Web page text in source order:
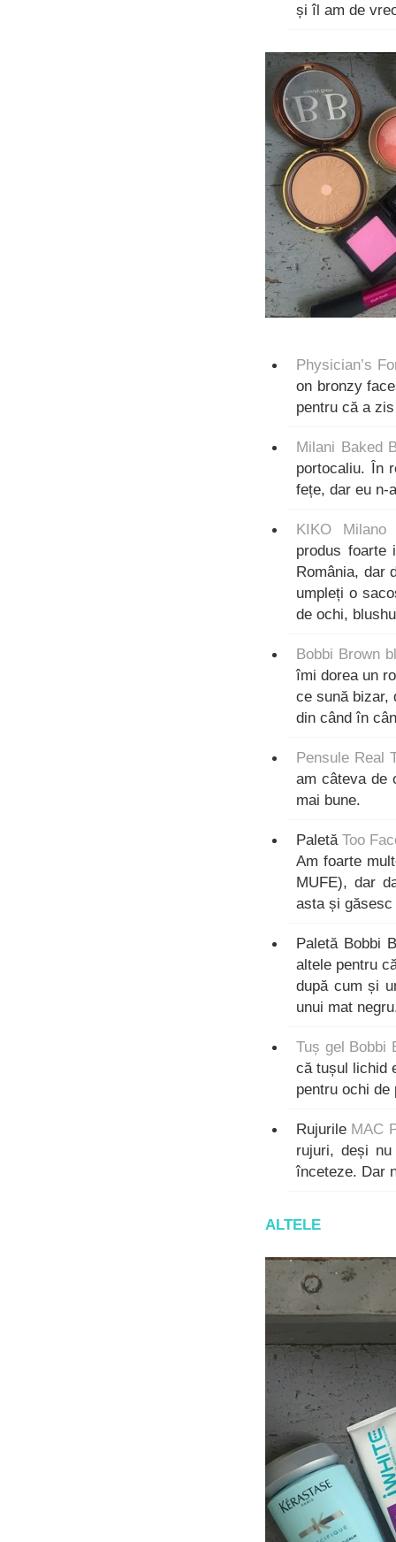
și îl am de
Physician’s
on bronzy
pentru că a
Milani Baked
portocaliu. În
fețe, dar eu n-
KIKO Milano
produs foarte
România, dar
umpleți o
de ochi,
Bobbi Brown
îmi dorea un
ce sună bizar,
din când în
Pensule Real
am câteva de
mai bune.
PaletăToo
Am foarte
MUFE), dar
asta și
Paletă Bobbi
altele pentru
după cum și
unui mat
Tuș gel Bobbi
că tușul lichid
pentru ochi
Rujurile MAC
rujuri, deși
înceteze. Dar
ALTELE